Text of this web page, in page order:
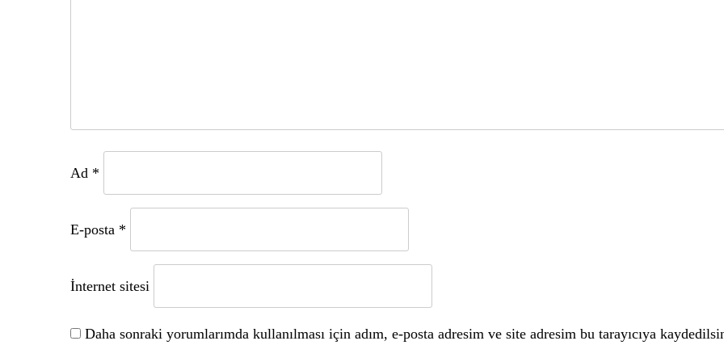
Ad *
E-posta *
İnternet sitesi
Daha sonraki yorumlarımda kullanılması için adım, e-posta adresim ve site adresim bu tarayıcıya